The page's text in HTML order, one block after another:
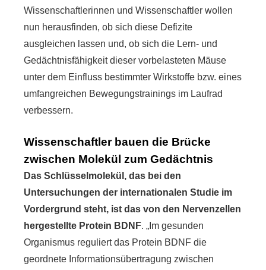
Wissenschaftlerinnen und Wissenschaftler wollen
nun herausfinden, ob sich diese Defizite
ausgleichen lassen und, ob sich die Lern- und
Gedächtnisfähigkeit dieser vorbelasteten Mäuse
unter dem Einfluss bestimmter Wirkstoffe bzw. eines
umfangreichen Bewegungstrainings im Laufrad
verbessern.
Wissenschaftler bauen die Brücke
zwischen Molekül zum Gedächtnis
Das Schlüsselmolekül, das bei den
Untersuchungen der internationalen Studie im
Vordergrund steht, ist das von den Nervenzellen
hergestellte Protein BDNF. „Im gesunden
Organismus reguliert das Protein BDNF die
geordnete Informationsübertragung zwischen